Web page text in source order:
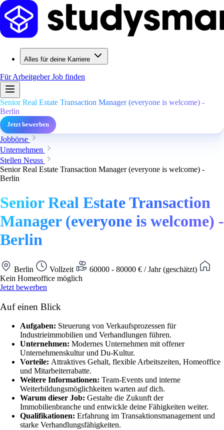
Alles für deine Karriere
Für ArbeitgeberJob finden
Senior Real Estate Transaction Manager (everyone is welcome) -
Berlin
Jetzt bewerben
Jobbörse
Unternehmen
Stellen Neuss
Senior Real Estate Transaction Manager (everyone is welcome) -
Berlin
Senior Real Estate Transaction
Manager (everyone is welcome) -
Berlin
Berlin Vollzeit
60000 - 80000 € / Jahr (geschätzt)
Kein Homeoffice möglich
Jetzt bewerben
Auf einen Blick
Aufgaben: Steuerung von Verkaufsprozessen für
Industrieimmobilien und Verhandlungen führen.
Unternehmen: Modernes Unternehmen mit offener
Unternehmenskultur und Du-Kultur.
Vorteile: Attraktives Gehalt, flexible Arbeitszeiten, Homeoffice
und Mitarbeiterrabatte.
Weitere Informationen: Team-Events und interne
Weiterbildungsmöglichkeiten warten auf dich.
Warum dieser Job: Gestalte die Zukunft der
Immobilienbranche und entwickle deine Fähigkeiten weiter.
Qualifikationen: Erfahrung im Transaktionsmanagement und
starke Verhandlungsfähigkeiten.